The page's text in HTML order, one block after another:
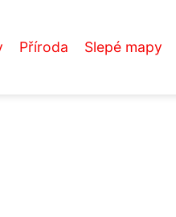
Příroda Slepé mapy